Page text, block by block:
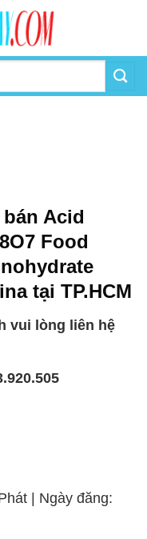
Acid
Food
tại TP.HCM
vui lòng liên hệ
| Ngày đăng: